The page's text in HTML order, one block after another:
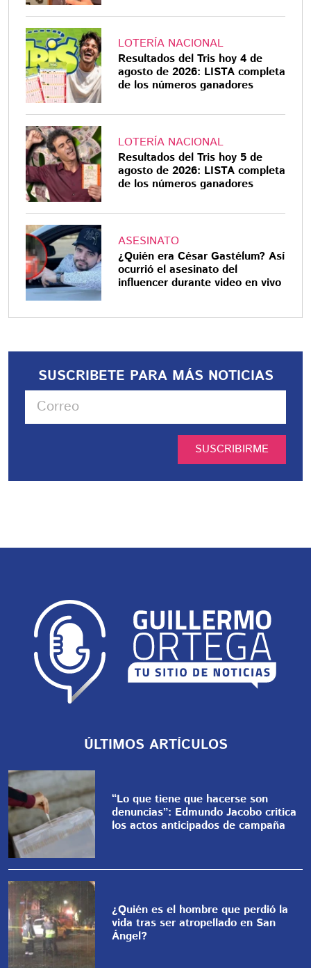
LOTERÍA NACIONAL
Resultados del Tris hoy 4 de
agosto de 2026: LISTA completa
de los números ganadores
LOTERÍA NACIONAL
Resultados del Tris hoy 5 de
agosto de 2026: LISTA completa
de los números ganadores
ASESINATO
¿Quién era César Gastélum? Así
ocurrió el asesinato del
influencer durante video en vivo
SUSCRIBETE PARA MÁS NOTICIAS
SUSCRIBIRME
ÚLTIMOS ARTÍCULOS
“Lo que tiene que hacerse son
denuncias”: Edmundo Jacobo critica
los actos anticipados de campaña
¿Quién es el hombre que perdió la
vida tras ser atropellado en San
Ángel?